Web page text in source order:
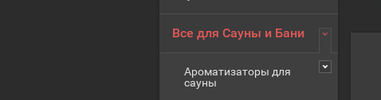
Все для Сауны и Бани
Ароматизаторы для
сауны